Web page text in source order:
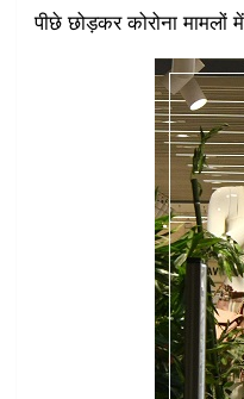
पीछे छोड़कर कोरोना मामलों